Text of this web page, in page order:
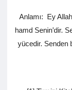
Anlamı: Ey
hamd Senin’dir.
yücedir. Senden